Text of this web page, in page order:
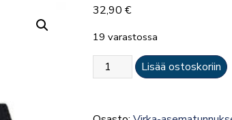
32,90 €
19 varastossa
Hihalaatta
(pari)
teollisuuspalopäällikkö
Lisää ostoskoriin